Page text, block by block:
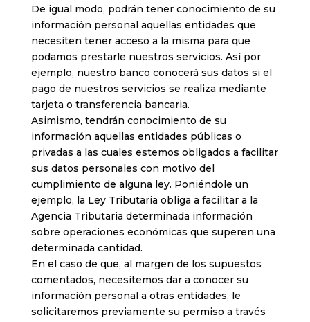
De igual modo, podrán tener conocimiento de su
información personal aquellas entidades que
necesiten tener acceso a la misma para que
podamos prestarle nuestros servicios. Así por
ejemplo, nuestro banco conocerá sus datos si el
pago de nuestros servicios se realiza mediante
tarjeta o transferencia bancaria.
Asimismo, tendrán conocimiento de su
información aquellas entidades públicas o
privadas a las cuales estemos obligados a facilitar
sus datos personales con motivo del
cumplimiento de alguna ley. Poniéndole un
ejemplo, la Ley Tributaria obliga a facilitar a la
Agencia Tributaria determinada información
sobre operaciones económicas que superen una
determinada cantidad.
En el caso de que, al margen de los supuestos
comentados, necesitemos dar a conocer su
información personal a otras entidades, le
solicitaremos previamente su permiso a través